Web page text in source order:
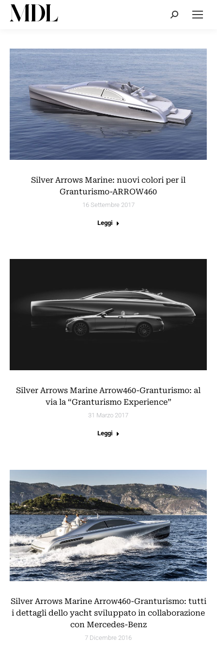
Cerca:
Silver Arrows Marine: nuovi colori per il
Granturismo-ARROW460
16 Settembre 2017
Leggi
Silver Arrows Marine Arrow460-Granturismo: al
via la “Granturismo Experience”
31 Marzo 2017
Leggi
Silver Arrows Marine Arrow460-Granturismo: tutti
i dettagli dello yacht sviluppato in collaborazione
con Mercedes-Benz
7 Dicembre 2016